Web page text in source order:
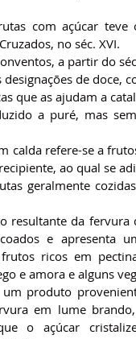
com açúcar
no séc. XVI.
a partir do
de doce,
que as ajudam a
a puré, mas
calda refere-se a
ao qual se
geralmente
resultante da fervura
e apresenta
ricos em
e amora e alguns
produto
em lume
o açúcar